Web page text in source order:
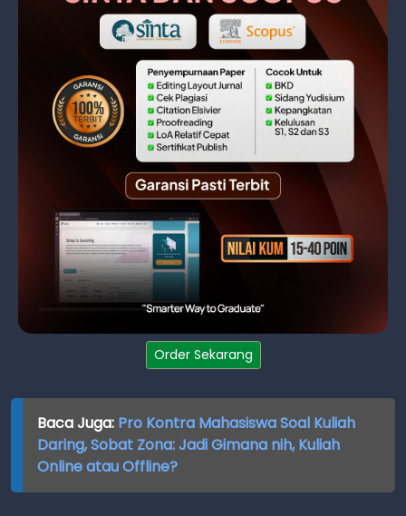
Order Sekarang
Baca Juga: Pro Kontra Mahasiswa Soal Kuliah
Daring, Sobat Zona: Jadi Gimana nih, Kuliah
Online atau Offline?